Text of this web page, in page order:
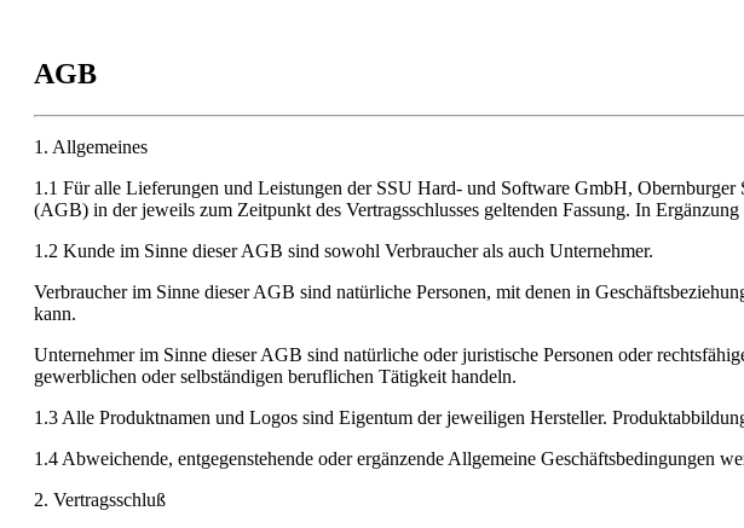
AGB
1. Allgemeines
1.1 Für alle Lieferungen und Leistungen der SSU Hard- und Software GmbH,
(AGB) in der jeweils zum Zeitpunkt des Vertragsschlusses geltenden Fassung. In
1.2 Kunde im Sinne dieser AGB sind sowohl Verbraucher als auch Unter­nehmer.
Verbraucher im Sinne dieser AGB sind natürliche Personen, mit denen in
kann.
Unternehmer im Sinne dieser AGB sind natürliche oder juristische Personen oder
gewerblichen oder selbständigen beruflichen Tätigkeit handeln.
1.3 Alle Produktnamen und Logos sind Eigentum der jeweiligen Hersteller.
1.4 Abweichende, entgegenstehende oder ergänzende Allgemeine Geschäftsbedingungen
2. Vertragsschluß